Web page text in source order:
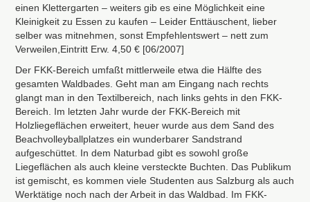
einen Klettergarten – weiters gib es eine Möglichkeit eine
Kleinigkeit zu Essen zu kaufen – Leider Enttäuschent, lieber
selber was mitnehmen, sonst Empfehlentswert – nett zum
Verweilen,Eintritt Erw. 4,50 € [06/2007]
Der FKK-Bereich umfaßt mittlerweile etwa die Hälfte des
gesamten Waldbades. Geht man am Eingang nach rechts
glangt man in den Textilbereich, nach links gehts in den FKK-
Bereich. Im letzten Jahr wurde der FKK-Bereich mit
Holzliegeflächen erweitert, heuer wurde aus dem Sand des
Beachvolleyballplatzes ein wunderbarer Sandstrand
aufgeschüttet. In dem Naturbad gibt es sowohl große
Liegeflächen als auch kleine versteckte Buchten. Das Publikum
ist gemischt, es kommen viele Studenten aus Salzburg als auch
Werktätige noch nach der Arbeit in das Waldbad. Im FKK-